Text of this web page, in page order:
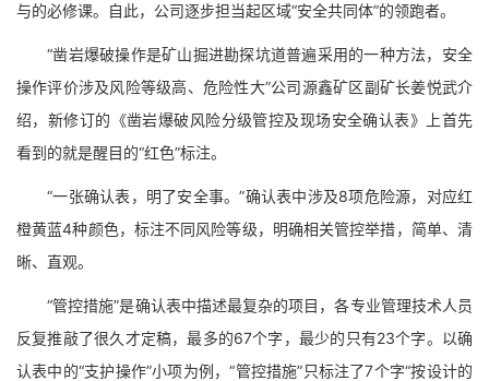
与的必修课。自此，公司逐步担当起区域“安全共同体”的领跑者。
“凿岩爆破操作是矿山掘进勘探坑道普遍采用的一种方法，安全
操作评价涉及风险等级高、危险性大”公司源鑫矿区副矿长姜悦武介
绍，新修订的《凿岩爆破风险分级管控及现场安全确认表》上首先
看到的就是醒目的“红色”标注。
“一张确认表，明了安全事。”确认表中涉及8项危险源，对应红
橙黄蓝4种颜色，标注不同风险等级，明确相关管控举措，简单、清
晰、直观。
“管控措施”是确认表中描述最复杂的项目，各专业管理技术人员
反复推敲了很久才定稿，最多的67个字，最少的只有23个字。以确
认表中的“支护操作”小项为例，“管控措施”只标注了7个字“按设计的